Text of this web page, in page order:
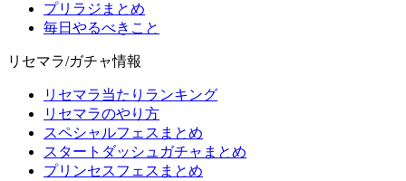
プリラジまとめ
毎日やるべきこと
リセマラ/ガチャ情報
リセマラ当たりランキング
リセマラのやり方
スペシャルフェスまとめ
スタートダッシュガチャまとめ
プリンセスフェスまとめ